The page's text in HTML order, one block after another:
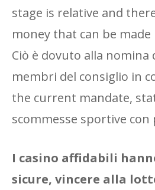
stage is relative and
money that can be
Ciò è dovuto alla nomina
membri del consiglio in
the current mandate,
scommesse sportive con
I casino affidabili
sicure, vincere alla